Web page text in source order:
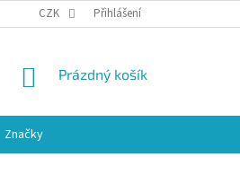
CZK Přihlášení
NÁKUPNÍ
Prázdný košík
Značky